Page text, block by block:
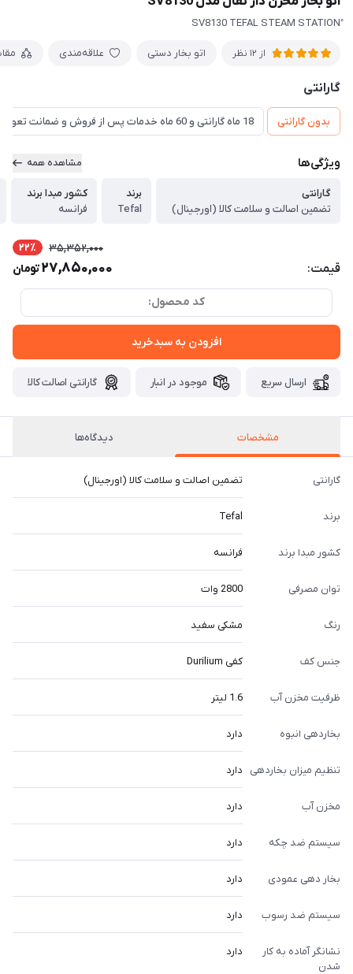
از 12 نظر اتو بخار دستی علاقه‌مندی
گارانتی
بدون گارانتی 18 ماه گارانتی و 60 ماه خدمات پس از فروش و ضمانت تعویض
ویژگی‌ها مشاهده همه
گارانتی
تضمین اصالت و سلامت کالا (اورجینال)
برند
Tefal
کشور مبدا برند
فرانسه
قیمت:
35,352,000 22٪
27,850,000تومان
کد محصول:
افزودن به سبدخرید
ارسال سریع موجود در انبار گارانتی اصالت کالا
مشخصات دیدگاه‌ها
گارانتی تضمین اصالت و سلامت کالا (اورجینال)
برند Tefal
کشور مبدا برند فرانسه
توان مصرفی 2800 وات
رنگ مشکی سفید
جنس کف کفی Durilium
ظرفیت مخزن آب 1.6 لیتر
بخاردهی انبوه دارد
تنظیم میزان بخاردهی دارد
مخزن آب دارد
سیستم ضد چکه دارد
بخار دهی عمودی دارد
سیستم ضد رسوب دارد
نشانگر آماده به کار
شدن
دارد